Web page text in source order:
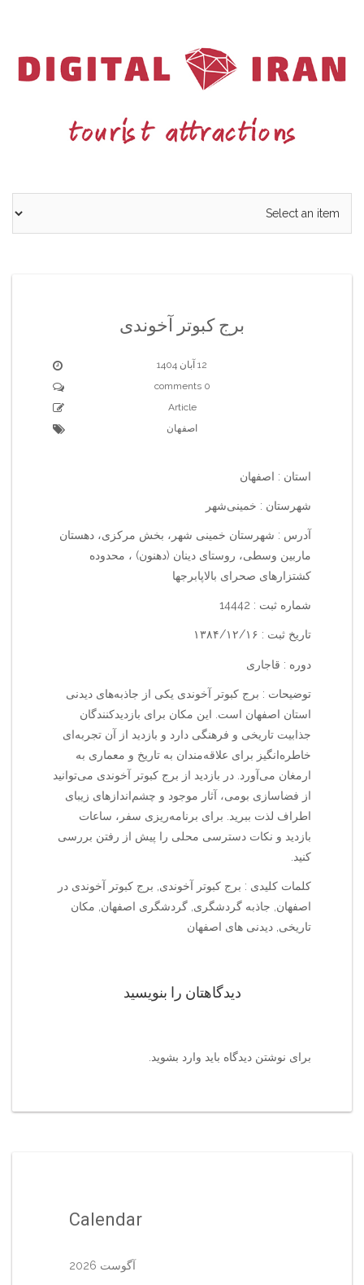
برج کبوتر آخوندی
12 آبان 1404
0 comments
Article
اصفهان
استان : اصفهان
شهرستان : خمینی‌شهر
آدرس : شهرستان خمینی شهر، بخش مرکزی، دهستان
ماربین وسطی، روستای دینان (دهنون) ، محدوده
کشتزارهای صحرای بالاپابرجها
شماره ثبت : 14442
تاریخ ثبت : ۱۳۸۴/۱۲/۱۶
دوره : قاجاری
توضیحات : برج کبوتر آخوندی یکی از جاذبه‌های دیدنی
استان اصفهان است. این مکان برای بازدیدکنندگان
جذابیت تاریخی و فرهنگی دارد و بازدید از آن تجربه‌ای
خاطره‌انگیز برای علاقه‌مندان به تاریخ و معماری به
ارمغان می‌آورد. در بازدید از برج کبوتر آخوندی می‌توانید
از فضاسازی بومی، آثار موجود و چشم‌اندازهای زیبای
اطراف لذت ببرید. برای برنامه‌ریزی سفر، ساعات
بازدید و نکات دسترسی محلی را پیش از رفتن بررسی
کنید.
کلمات کلیدی : برج کبوتر آخوندی, برج کبوتر آخوندی در
اصفهان, جاذبه گردشگری, گردشگری اصفهان, مکان
تاریخی, دیدنی های اصفهان
دیدگاهتان را بنویسید
برای نوشتن دیدگاه باید وارد بشوید
Calendar
آگوست 2026